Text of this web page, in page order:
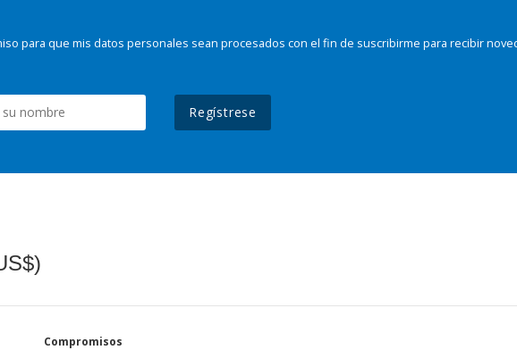
para que mis datos personales sean procesados con el fin de suscribirme para recibir
Regístrese
Compromisos